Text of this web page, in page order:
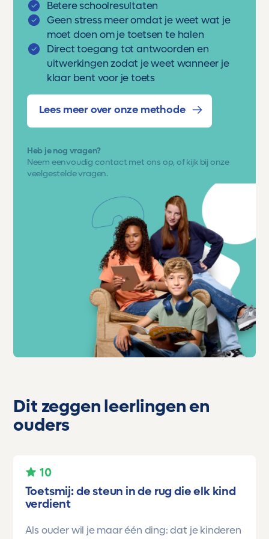
Betere schoolresultaten
Geen stress meer omdat je weet wat je
moet doen om je toetsen te halen
Direct toegang tot antwoorden en
uitwerkingen zodat je weet wanneer je
klaar bent voor je toets
Lees meer over onze methode
Heb je nog vragen?
Neem eenvoudig contact met ons op, of kijk bij onze
veelgestelde vragen.
Dit zeggen leerlingen en
ouders
10
Toetsmij: de steun in de rug die elk kind
verdient
Als ouder wil je maar één ding: dat je kinderen